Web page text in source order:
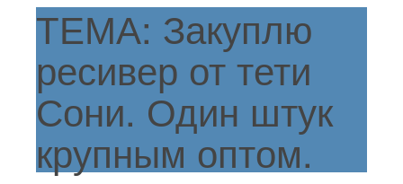
ТЕМА: Закуплю
ресивер от тети
Сони. Один штук
крупным оптом.